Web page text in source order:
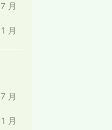
7 月
1 月
7 月
1 月